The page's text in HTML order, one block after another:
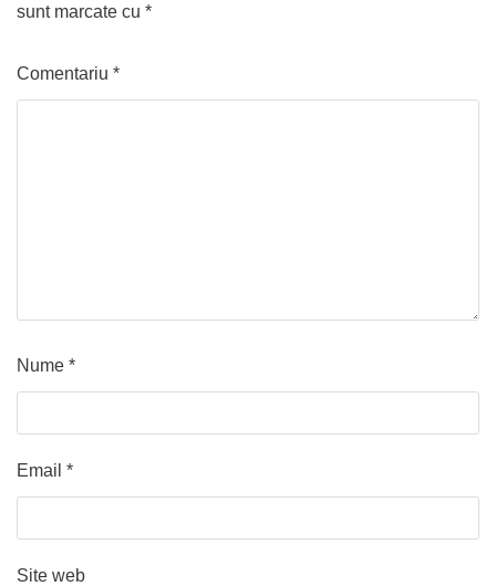
sunt marcate cu *
Comentariu *
Nume *
Email *
Site web